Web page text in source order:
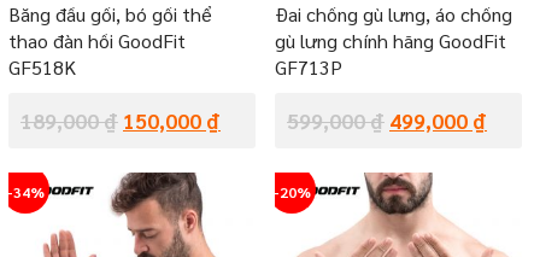
Băng đầu gối, bó gối thể
thao đàn hồi GoodFit
GF518K
189,000₫ 150,000 ₫
Đai chống gù lưng, áo chống
gù lưng chính hãng GoodFit
GF713P
599,000₫ 499,000 ₫
-34% -20%